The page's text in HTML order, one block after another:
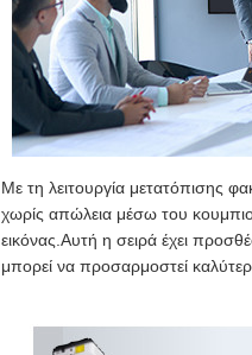
Με τη λειτουργία μετατόπισης
χωρίς απώλεια μέσω του
εικόνας.Αυτή η σειρά έχει
μπορεί να προσαρμοστεί